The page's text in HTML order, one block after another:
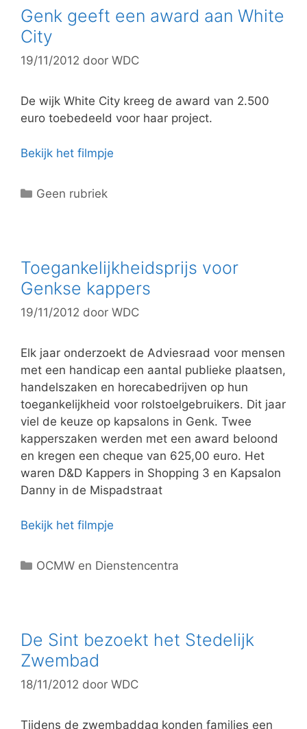
g
o
r
i
ë
n
Genk geeft een award aan White
City
19/11/2012 door WDC
De wijk White City kreeg de award van 2.500
euro toebedeeld voor haar project.
Bekijk het filmpje
C
g
r
i
ë
n
Geen rubriek
Toegankelijkheidsprijs voor
Genkse kappers
19/11/2012 door WDC
Elk jaar onderzoekt de Adviesraad voor mensen
met een handicap een aantal publieke plaatsen,
handelszaken en horecabedrijven op hun
toegankelijkheid voor rolstoelgebruikers. Dit jaar
viel de keuze op kapsalons in Genk. Twee
kapperszaken werden met een award beloond
en kregen een cheque van 625,00 euro. Het
waren D&D Kappers in Shopping 3 en Kapsalon
Danny in de Mispadstraat
Bekijk het filmpje
C
g
o
r
i
ë
OCMW en Dienstencentra
De Sint bezoekt het Stedelijk
Zwembad
18/11/2012 door WDC
Tijdens de zwembaddag konden families een